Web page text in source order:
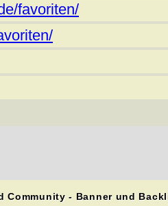
favoriten/
Community - Banner und